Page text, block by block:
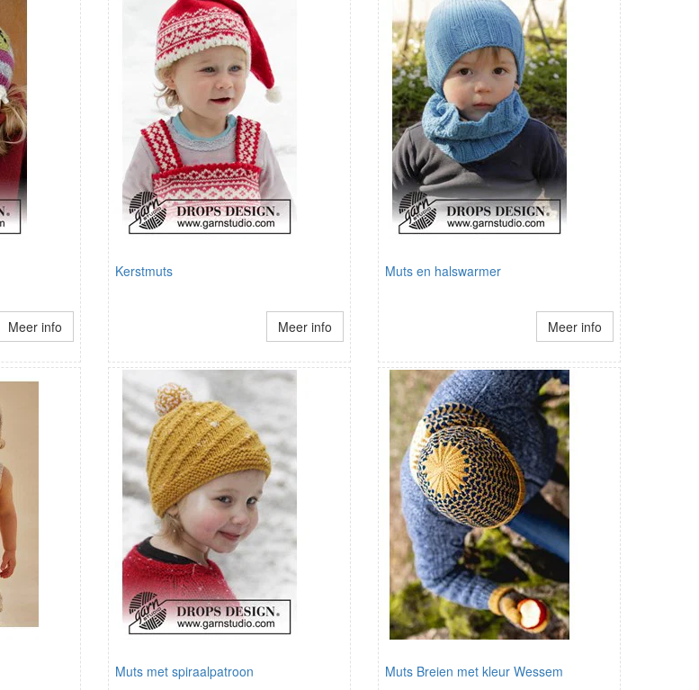
Meer info
Kerstmuts
Meer info
Muts en halswarmer
Meer info
Muts met spiraalpatroon Muts Breien met kleur Wessem